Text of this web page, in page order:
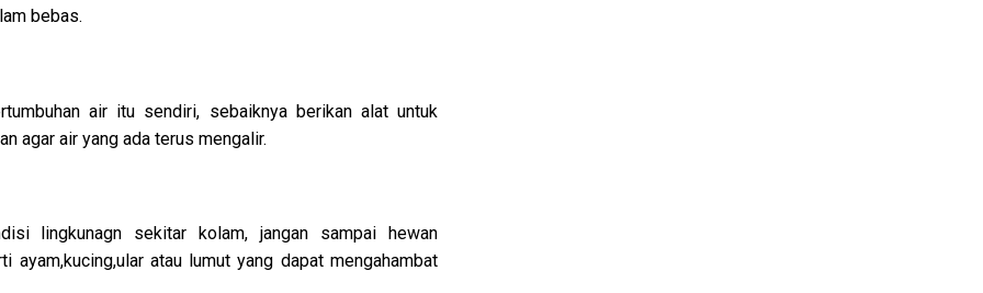
bebas.
air itu sendiri, sebaiknya berikan alat untuk
agar air yang ada terus mengalir.
lingkunagn sekitar kolam, jangan sampai hewan
atau lumut yang dapat mengahambat